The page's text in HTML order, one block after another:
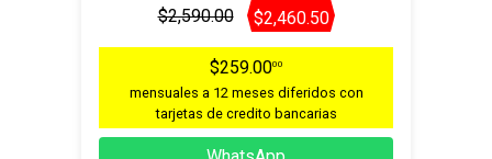
$2,590.00 $2,460.50
$259.0000
mensuales a 12 meses diferidos con
tarjetas de credito bancarias